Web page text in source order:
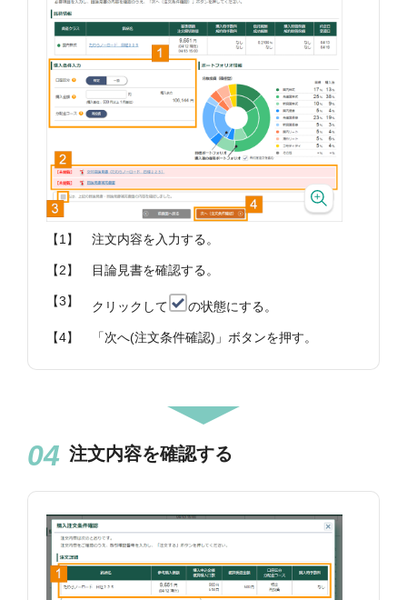
【1】 注文内容を入力する。
【2】 目論見書を確認する。
【3】 クリックして の状態にする。
【4】 「次へ(注文条件確認)」ボタンを押す。
注文内容を確認する